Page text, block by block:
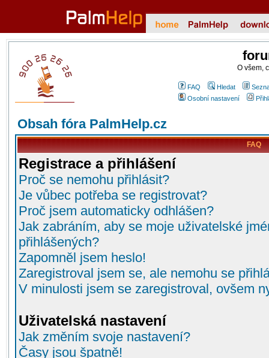
O všem,
FAQ Hledat
Osobní nastavení
Obsah fóra PalmHelp.cz
FAQ
Registrace a přihlášení
Proč se nemohu přihlásit?
Je vůbec potřeba se registrovat?
Proč jsem automaticky odhlášen?
Jak zabráním, aby se moje uživatelské
přihlášených?
Zapomněl jsem heslo!
Zaregistroval jsem se, ale nemohu se
V minulosti jsem se zaregistroval, ovšem
Uživatelská nastavení
Jak změním svoje nastavení?
Časy jsou špatně!